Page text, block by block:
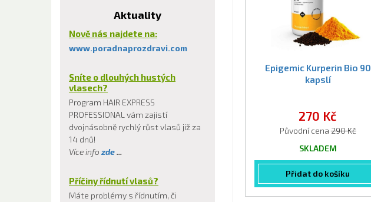
Aktuality
Nově nás najdete na:
www.poradnaprozdravi.com
Sníte o dlouhých hustých
vlasech?
Program HAIR EXPRESS
PROFESSIONAL vám zajistí
dvojnásobně rychlý růst vlasů již za
14 dnů!
Více info zde...
Příčiny řídnutí vlasů?
Máte problémy s řídnutím, či
Epigemic Kurperin Bio 90
kapslí
270 Kč
Původní cena290 Kč
SKLADEM
Přidat do košíku